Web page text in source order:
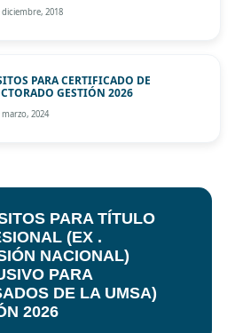
diciembre, 2018
PARA CERTIFICADO DE
GESTIÓN 2026
marzo, 2024
PARA TÍTULO
(EX .
NACIONAL)
PARA
DE LA UMSA)
2026